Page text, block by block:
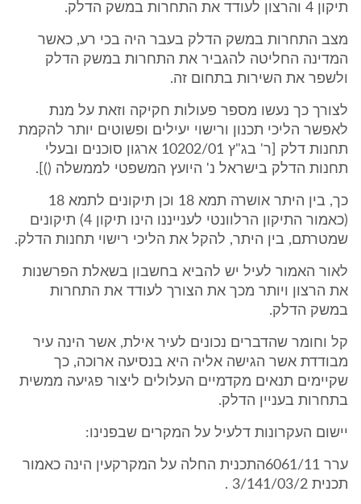
תיקון 4 והרצון לעודד את התחרות במשק הדלק.
מצב התחרות במשק הדלק בעבר היה בכי רע, כאשר
המדינה החליטה להגביר את התחרות במשק הדלק
ולשפר את השירות בתחום זה.
לצורך כך נעשו מספר פעולות חקיקה וזאת על מנת
לאפשר הליכי תכנון ורישוי יעילים ופשוטים יותר להקמת
תחנות דלק [ר' בג"ץ 10202/01 ארגון סוכנים ובעלי
תחנות הדלק בישראל נ' היועץ המשפטי לממשלה ()].
כך, בין היתר אושרה תמא 18 וכן תיקונים לתמא 18
(כאמור התיקון הרלוונטי לענייננו הינו תיקון 4) תיקונים
שמטרתם, בין היתר, להקל את הליכי רישוי תחנות הדלק.
לאור האמור לעיל יש להביא בחשבון בשאלת הפרשנות
את הרצון ויותר מכך את הצורך לעודד את התחרות
במשק הדלק.
קל וחומר שהדברים נכונים לעיר אילת, אשר הינה עיר
מבודדת אשר הגישה אליה היא בנסיעה ארוכה, כך
שקיימים תנאים מקדמיים העלולים ליצור פגיעה ממשית
בתחרות בעניין הדלק.
יישום העקרונות דלעיל על המקרים שבפנינו:
ערר 6061/11התכנית החלה על המקרקעין הינה כאמור
תכנית 3/141/03/2 .